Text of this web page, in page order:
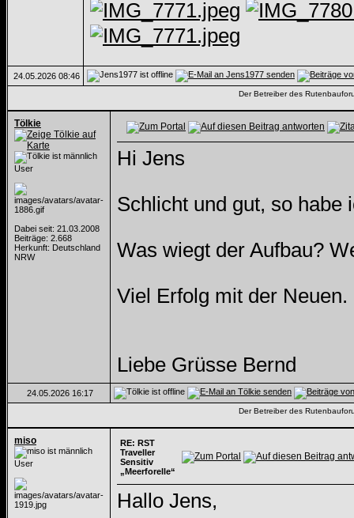
24.05.2026 08:46
Der Betreiber des
Tölkie
User
Dabei seit: 21.03.2008
Beiträge: 2.668
Herkunft: Deutschland
NRW
Hi Jens
Schlicht und gut, so habe
Was wiegt der Aufbau?
Viel Erfolg mit der Neuen.
Liebe Grüsse Bernd
24.05.2026 16:17
Der Betreiber des
miso
User
RE: RST
Traveller
Sensitiv
„Meerforelle“
Hallo Jens,